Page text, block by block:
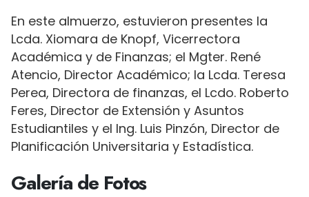
En este almuerzo, estuvieron presentes la
Lcda. Xiomara de Knopf, Vicerrectora
Académica y de Finanzas; el Mgter. René
Atencio, Director Académico; la Lcda. Teresa
Perea, Directora de finanzas, el Lcdo. Roberto
Feres, Director de Extensión y Asuntos
Estudiantiles y el Ing. Luis Pinzón, Director de
Planificación Universitaria y Estadística.
Galería de Fotos